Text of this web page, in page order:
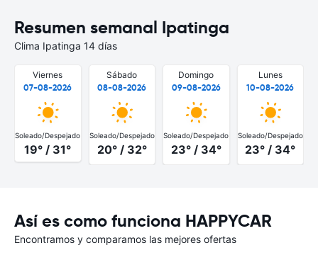
Resumen semanal Ipatinga
Clima Ipatinga 14 días
Viernes
07-08-2026
Soleado/Despejado
19° / 31°
Sábado
08-08-2026
Soleado/Despejado
20° / 32°
Domingo
09-08-2026
Soleado/Despejado
23° / 34°
Lunes
10-08-2026
Soleado/Despejado
23° / 34°
Así es como funciona HAPPYCAR
Encontramos y comparamos las mejores ofertas